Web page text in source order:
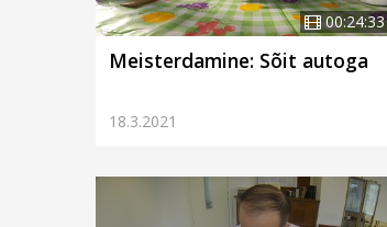
00:24:33
Meisterdamine: Sõit autoga
18.3.2021